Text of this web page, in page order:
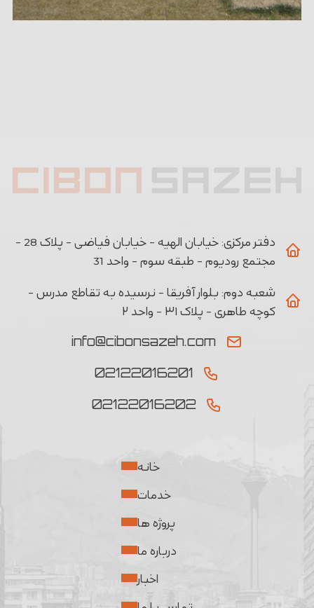
دفتر مرکزی:
خیابان الهیه - خیابان فیاضی - پلاک 28 -
مجتمع رودیوم - طبقه سوم - واحد 31
شعبه دوم: بلوار آفریقا - نرسیده به تقاطع مدرس -
کوچه طاهری - پلاک ۳۱ - واحد ۲
info@cibonsazeh.com
02122016201
02122016202
خانه
خدمات
پروژه ها
درباره ما
اخبار